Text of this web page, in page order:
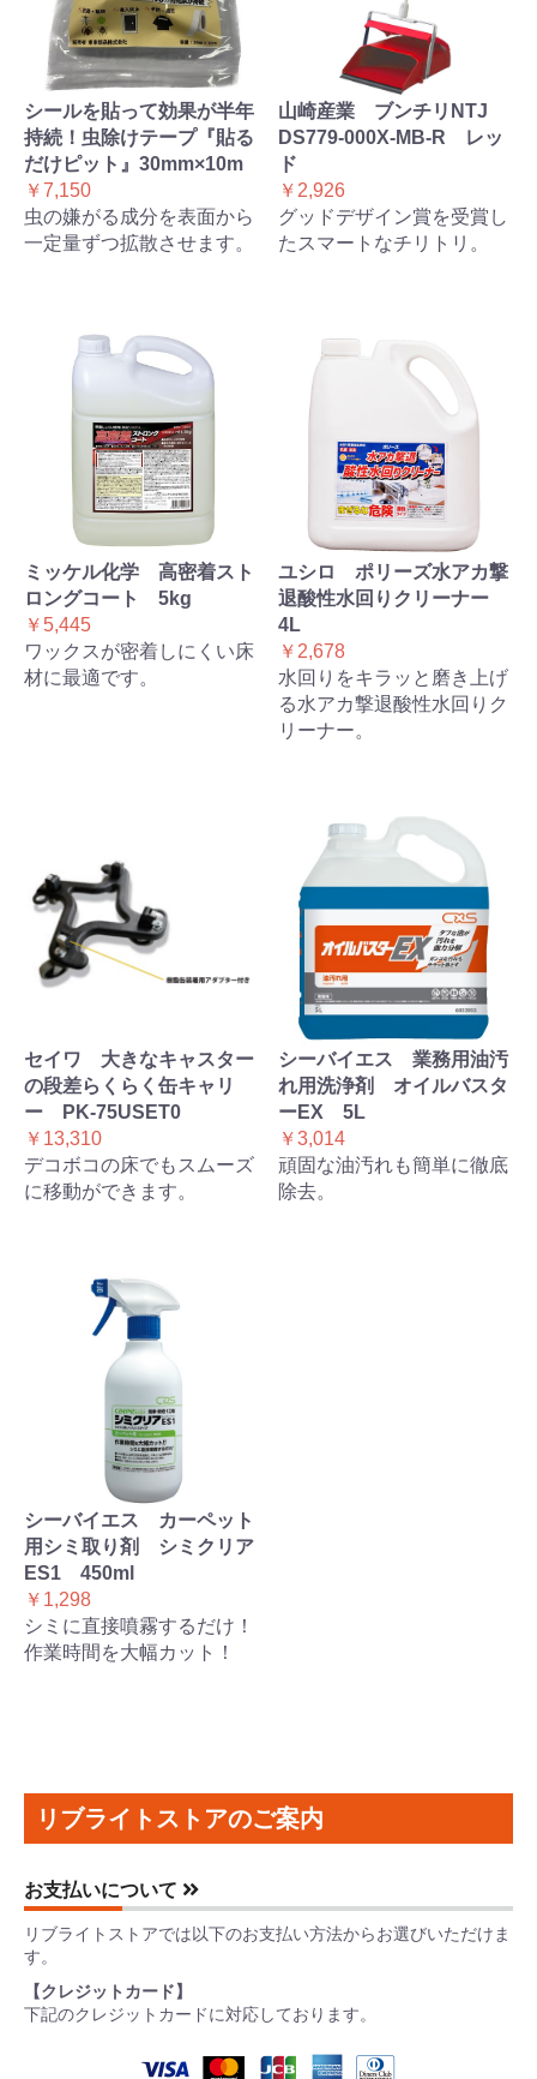
シールを貼って効果が半年
持続！虫除けテープ『貼る
だけピット』30mm×10m
￥7,150
虫の嫌がる成分を表面から
一定量ずつ拡散させます。
山崎産業 ブンチリNTJ
DS779-000X-MB-R レッ
ド
￥2,926
グッドデザイン賞を受賞し
たスマートなチリトリ。
ミッケル化学 高密着スト
ロングコート 5kg
￥5,445
ワックスが密着しにくい床
材に最適です。
ユシロ ポリーズ水アカ撃
退酸性水回りクリーナー
4L
￥2,678
水回りをキラッと磨き上げ
る水アカ撃退酸性水回りク
リーナー。
セイワ 大きなキャスター
の段差らくらく缶キャリ
ー PK-75USET0
￥13,310
デコボコの床でもスムーズ
に移動ができます。
シーバイエス 業務用油汚
れ用洗浄剤 オイルバスタ
ーEX 5L
￥3,014
頑固な油汚れも簡単に徹底
除去。
シーバイエス カーペット
用シミ取り剤 シミクリア
ES1 450ml
￥1,298
シミに直接噴霧するだけ！
作業時間を大幅カット！
リブライトストアのご案内
お支払いについて
リブライトストアでは以下のお支払い方法からお選びいただけま
す。
【クレジットカード】
下記のクレジットカードに対応しております。